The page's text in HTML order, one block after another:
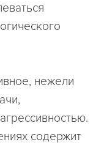
нежели
содержит